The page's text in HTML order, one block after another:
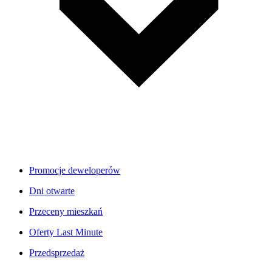
Promocje deweloperów
Dni otwarte
Przeceny mieszkań
Oferty Last Minute
Przedsprzedaż